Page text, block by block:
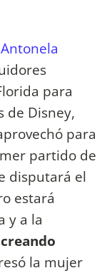
Antonela
para
de Disney,
para
partido de
disputará el
estará
y a la
la mujer